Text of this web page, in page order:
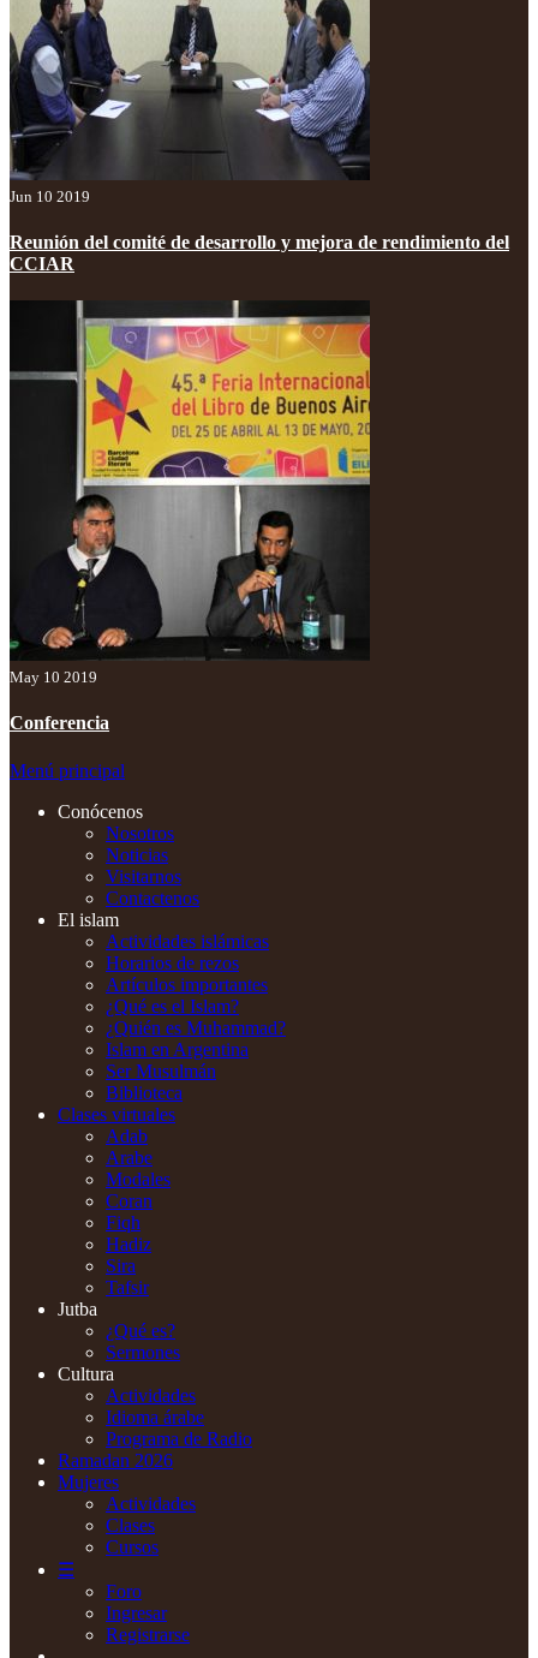
Jun 10 2019
Reunión del comité de desarrollo y mejora de rendimiento del
CCIAR
May 10 2019
Conferencia
Menú principal
Conócenos
Nosotros
Noticias
Visitarnos
Contactenos
El islam
Actividades islámicas
Horarios de rezos
Artículos importantes
¿Qué es el Islam?
¿Quién es Muhammad?
Islam en Argentina
Ser Musulmán
Biblioteca
Clases virtuales
Adab
Arabe
Modales
Coran
Fiqh
Hadiz
Sira
Tafsir
Jutba
¿Qué es?
Sermones
Cultura
Actividades
Idioma árabe
Programa de Radio
Ramadan 2026
Mujeres
Actividades
Clases
Cursos
☰
Foro
Ingresar
Registrarse